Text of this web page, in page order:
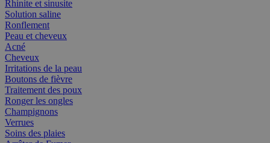
Rhinite et sinusite
Solution saline
Ronflement
Peau et cheveux
Acné
Cheveux
Irritations de la peau
Boutons de fièvre
Traitement des poux
Ronger les ongles
Champignons
Verrues
Soins des plaies